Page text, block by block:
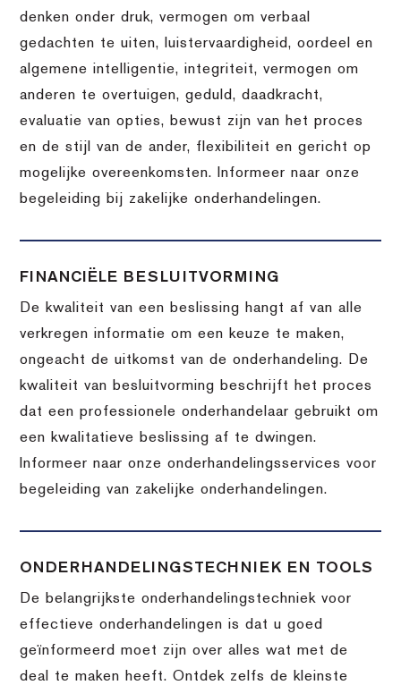
denken onder druk, vermogen om verbaal
gedachten te uiten, luistervaardigheid, oordeel en
algemene intelligentie, integriteit, vermogen om
anderen te overtuigen, geduld, daadkracht,
evaluatie van opties, bewust zijn van het proces
en de stijl van de ander, flexibiliteit en gericht op
mogelijke overeenkomsten. Informeer naar onze
begeleiding bij zakelijke onderhandelingen.
FINANCIËLE BESLUITVORMING
De kwaliteit van een beslissing hangt af van alle
verkregen informatie om een keuze te maken,
ongeacht de uitkomst van de onderhandeling. De
kwaliteit van besluitvorming beschrijft het proces
dat een professionele onderhandelaar gebruikt om
een kwalitatieve beslissing af te dwingen.
Informeer naar onze onderhandelingsservices voor
begeleiding van zakelijke onderhandelingen.
ONDERHANDELINGSTECHNIEK EN TOOLS
De belangrijkste onderhandelingstechniek voor
effectieve onderhandelingen is dat u goed
geïnformeerd moet zijn over alles wat met de
deal te maken heeft. Ontdek zelfs de kleinste